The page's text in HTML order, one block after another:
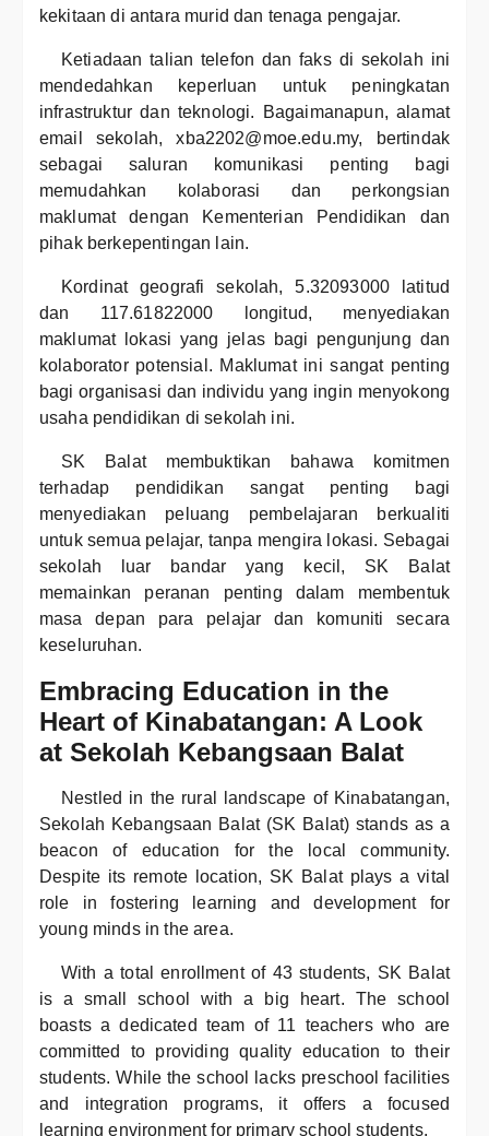
kekitaan di antara murid dan tenaga pengajar.
Ketiadaan talian telefon dan faks di sekolah ini
mendedahkan keperluan untuk peningkatan
infrastruktur dan teknologi. Bagaimanapun, alamat
email sekolah, xba2202@moe.edu.my, bertindak
sebagai saluran komunikasi penting bagi
memudahkan kolaborasi dan perkongsian
maklumat dengan Kementerian Pendidikan dan
pihak berkepentingan lain.
Kordinat geografi sekolah, 5.32093000 latitud
dan 117.61822000 longitud, menyediakan
maklumat lokasi yang jelas bagi pengunjung dan
kolaborator potensial. Maklumat ini sangat penting
bagi organisasi dan individu yang ingin menyokong
usaha pendidikan di sekolah ini.
SK Balat membuktikan bahawa komitmen
terhadap pendidikan sangat penting bagi
menyediakan peluang pembelajaran berkualiti
untuk semua pelajar, tanpa mengira lokasi. Sebagai
sekolah luar bandar yang kecil, SK Balat
memainkan peranan penting dalam membentuk
masa depan para pelajar dan komuniti secara
keseluruhan.
Embracing Education in the
Heart of Kinabatangan: A Look
at Sekolah Kebangsaan Balat
Nestled in the rural landscape of Kinabatangan,
Sekolah Kebangsaan Balat (SK Balat) stands as a
beacon of education for the local community.
Despite its remote location, SK Balat plays a vital
role in fostering learning and development for
young minds in the area.
With a total enrollment of 43 students, SK Balat
is a small school with a big heart. The school
boasts a dedicated team of 11 teachers who are
committed to providing quality education to their
students. While the school lacks preschool facilities
and integration programs, it offers a focused
learning environment for primary school students.